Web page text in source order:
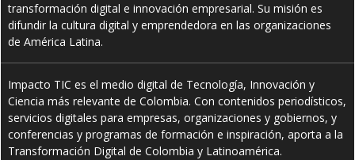
transformación digital e innovación empresarial. Su misión es
difundir la cultura digital y emprendedora en las organizaciones
de América Latina.
Impacto TIC es el medio digital de Tecnología, Innovación y
Ciencia más relevante de Colombia. Con contenidos periodísticos,
servicios digitales para empresas, organizaciones y gobiernos, y
conferencias y programas de formación e inspiración, aporta a la
Transformación Digital de Colombia y Latinoamérica.